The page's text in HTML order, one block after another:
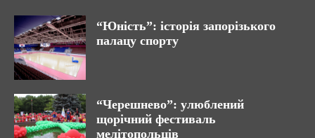
“Юність”: історія запорізького
палацу спорту
“Черешнево”: улюблений
щорічний фестиваль
мелітопольців